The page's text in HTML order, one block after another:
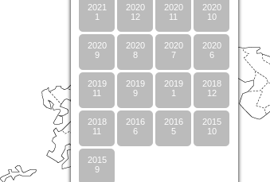
2021
1
2020
12
2020
11
2020
10
2020
9
2020
8
2020
7
2020
6
2019
11
2019
9
2019
1
2018
12
2018
11
2016
6
2016
5
2015
10
2015
9